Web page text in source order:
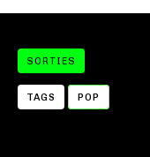
SORTIES
TAGS POP